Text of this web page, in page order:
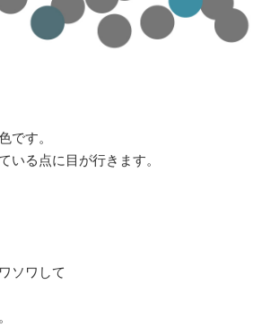
です。
いる点に目が行きます。
ソワして